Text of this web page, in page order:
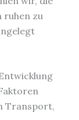
ruhen zu
Transport,